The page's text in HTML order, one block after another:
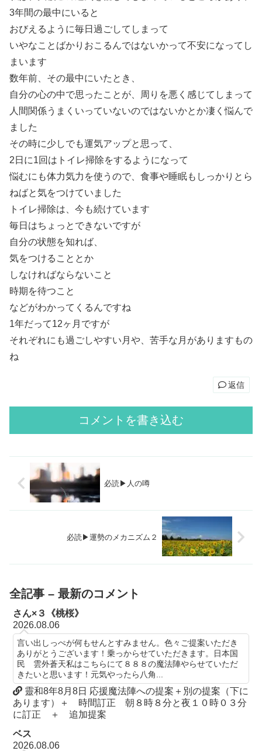
3年間の最中にいると
おびえるように毎日過ごしてしまって
いやなことばかりおこるんではないかって不安になってし
まいます
数年前、その最中にいたとき、
自分の心の中で思ったことが、周りを悪く感じてしまって
人間関係うまくいっていないのではないかとか凄く悩んで
ました
その時に少しでも運気アップと思って、
2日に1回はトイレ掃除をするようになって
悩むにも体力気力を使うので、食事や睡眠もしっかりとら
ねばと気をつけていました
トイレ掃除は、今も続けています
毎日はちょっとできないですが
自分の状態を知れば、
気をつけることとか
しなければならないこと
時期を待つこと
などがわかってくるんですね
1年だって12ヶ月ですが
それぞれにも過ごしやすい月や、苦手な月がありますもの
ね
返信
コメントを書き込む
必読▶人の噂
必読▶運勢のメカニズム２
全記事 – 最新のコメント
さん×３《桃桜》
2026.08.06
言い出しっぺが何もせんとすみません。色々ご提案いただき
ありがとうございます！乗っからせていただきます。日本国
民 雲外蒼天私はこちらにて８８８の魔法陣やらせていただ
きたいと思います！元気やったら八角...
靈和8年8月8日 応援魔法陣への提案＋別の提案（下に
あります）＋ 時間訂正 朝８時８分と夜１０時０３分
に訂正 ＋ 追加提案
ベス
2026.08.06